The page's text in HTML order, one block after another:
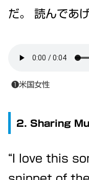
だ。 読んであ
❶米国女性
2. Sharing
“I love this